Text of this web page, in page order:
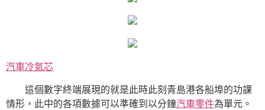
汽車冷氣芯
這個數字終端展現的就是此時此刻青島港各船埠的功課
情形，此中的各項數據可以準確到以分鐘汽車零件為單元。